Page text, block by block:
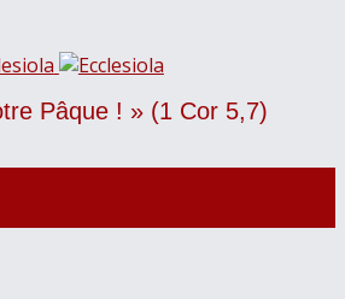
Pâque ! » (1 Cor 5,7)